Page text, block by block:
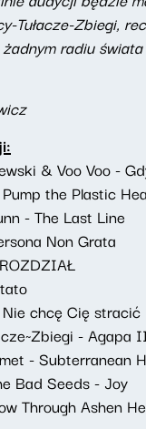
Tułacze-Zbiegi,
radiu
& Voo Voo -
the Plastic
- The Last Line
Non Grata
chcę Cię stracić
- Agapa
- Subterranean
Bad Seeds - Joy
Through Ashen